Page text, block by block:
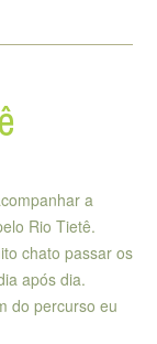
a
Rio Tietê.
chato passar os
após dia.
do percurso eu